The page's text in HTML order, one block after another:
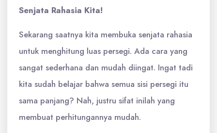
Senjata Rahasia Kita!
Sekarang saatnya kita membuka senjata rahasia
untuk menghitung luas persegi. Ada cara yang
sangat sederhana dan mudah diingat. Ingat tadi
kita sudah belajar bahwa semua sisi persegi itu
sama panjang? Nah, justru sifat inilah yang
membuat perhitungannya mudah.